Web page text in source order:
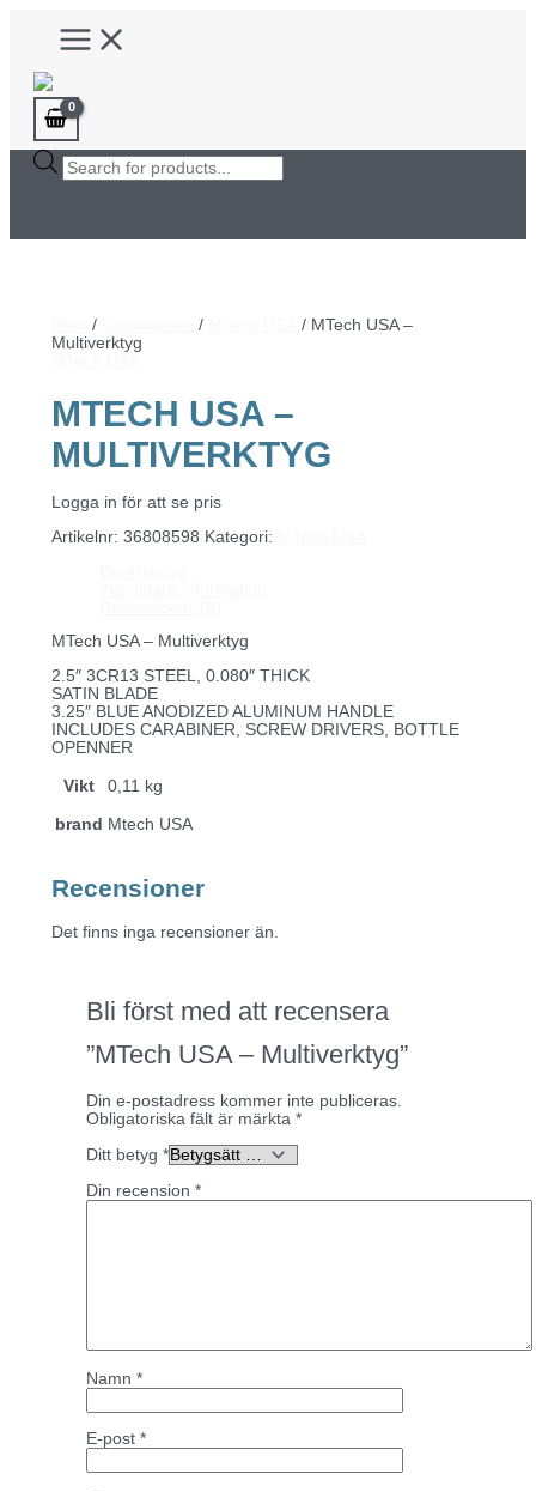
innehåll
Main
Menu
Products
search
/ /
/ MTech USA –
Multiverktyg
MTECH USA –
MULTIVERKTYG
Logga in för att se pris
Artikelnr: 36808598 Kategori:
MTech USA – Multiverktyg
2.5″ 3CR13 STEEL, 0.080″ THICK
SATIN BLADE
3.25″ BLUE ANODIZED ALUMINUM HANDLE
INCLUDES CARABINER, SCREW DRIVERS, BOTTLE
OPENNER
Vikt 0,11 kg
brand Mtech USA
Recensioner
Det finns inga recensioner än.
Bli först med att recensera
”MTech USA – Multiverktyg”
Din e-postadress kommer inte publiceras.
Obligatoriska fält är märkta *
Ditt betyg *
Din recension *
Namn *
E-post *